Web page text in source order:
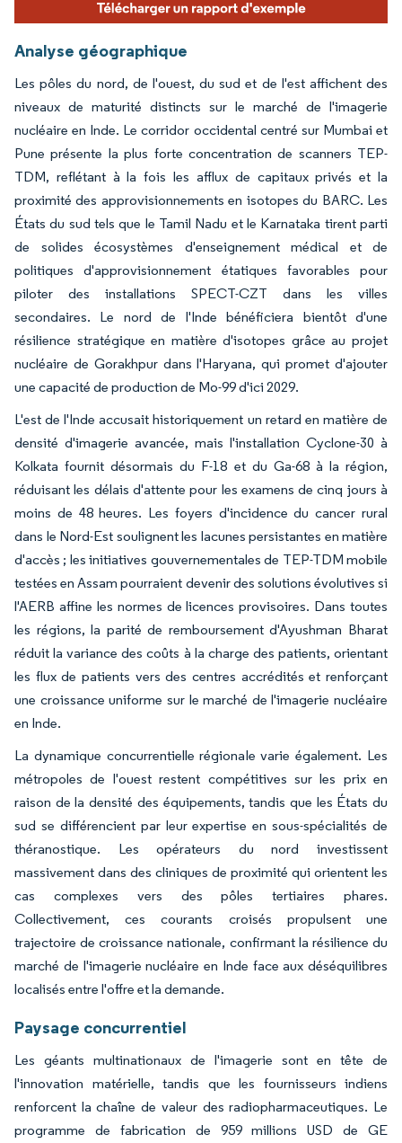
Analyse géographique
Les pôles du nord, de l'ouest, du sud et de l'est affichent des
niveaux de maturité distincts sur le marché de l'imagerie
nucléaire en Inde. Le corridor occidental centré sur Mumbai et
Pune présente la plus forte concentration de scanners TEP-
TDM, reflétant à la fois les afflux de capitaux privés et la
proximité des approvisionnements en isotopes du BARC. Les
États du sud tels que le Tamil Nadu et le Karnataka tirent parti
de solides écosystèmes d'enseignement médical et de
politiques d'approvisionnement étatiques favorables pour
piloter des installations SPECT-CZT dans les villes
secondaires. Le nord de l'Inde bénéficiera bientôt d'une
résilience stratégique en matière d'isotopes grâce au projet
nucléaire de Gorakhpur dans l'Haryana, qui promet d'ajouter
une capacité de production de Mo-99 d'ici 2029.
L'est de l'Inde accusait historiquement un retard en matière de
densité d'imagerie avancée, mais l'installation Cyclone-30 à
Kolkata fournit désormais du F-18 et du Ga-68 à la région,
réduisant les délais d'attente pour les examens de cinq jours à
moins de 48 heures. Les foyers d'incidence du cancer rural
dans le Nord-Est soulignent les lacunes persistantes en matière
d'accès ; les initiatives gouvernementales de TEP-TDM mobile
testées en Assam pourraient devenir des solutions évolutives si
l'AERB affine les normes de licences provisoires. Dans toutes
les régions, la parité de remboursement d'Ayushman Bharat
réduit la variance des coûts à la charge des patients, orientant
les flux de patients vers des centres accrédités et renforçant
une croissance uniforme sur le marché de l'imagerie nucléaire
en Inde.
La dynamique concurrentielle régionale varie également. Les
métropoles de l'ouest restent compétitives sur les prix en
raison de la densité des équipements, tandis que les États du
sud se différencient par leur expertise en sous-spécialités de
théranostique. Les opérateurs du nord investissent
massivement dans des cliniques de proximité qui orientent les
cas complexes vers des pôles tertiaires phares.
Collectivement, ces courants croisés propulsent une
trajectoire de croissance nationale, confirmant la résilience du
marché de l'imagerie nucléaire en Inde face aux déséquilibres
localisés entre l'offre et la demande.
Paysage concurrentiel
Les géants multinationaux de l'imagerie sont en tête de
l'innovation matérielle, tandis que les fournisseurs indiens
renforcent la chaîne de valeur des radiopharmaceutiques. Le
programme de fabrication de 959 millions USD de GE